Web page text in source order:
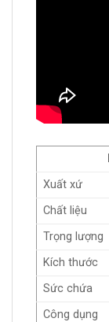
Xuất xứ
Chất liệu
Trọng lượng
Kích thước
Sức chứa
Công dụng